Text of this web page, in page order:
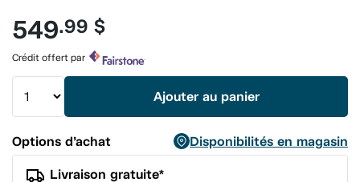
pour
ce
produit.
Lien
vers
page.
549.99 $
Crédit offert par
Ajouter au panier
Options d’achat
Disponibilités en magasin
Livraison gratuite*